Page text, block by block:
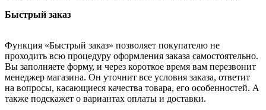
Быстрый заказ
Функция «Быстрый заказ» позволяет покупателю не
проходить всю процедуру оформления заказа самостоятельно.
Вы заполняете форму, и через короткое время вам перезвонит
менеджер магазина. Он уточнит все условия заказа, ответит
на вопросы, касающиеся качества товара, его особенностей. А
также подскажет о вариантах оплаты и доставки.